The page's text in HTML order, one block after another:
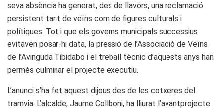
seva absència ha generat, des de llavors, una reclamació
persistent tant de veïns com de figures culturals i
polítiques. Tot i que els governs municipals successius
evitaven posar-hi data, la pressió de l’Associació de Veïns
de l’Avinguda Tibidabo i el treball tècnic d’aquests anys han
permès culminar el projecte executiu.
L’anunci s’ha fet aquest dijous des de les cotxeres del
tramvia. L’alcalde, Jaume Collboni, ha lliurat l’avantprojecte